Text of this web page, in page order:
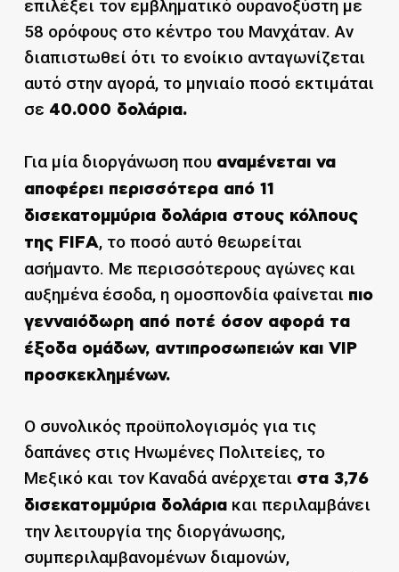
επιλέξει τον εμβληματικό ουρανοξύστη με
58 ορόφους στο κέντρο του Μανχάταν. Αν
διαπιστωθεί ότι το ενοίκιο ανταγωνίζεται
αυτό στην αγορά, το μηνιαίο ποσό εκτιμάται
σε 40.000 δολάρια.
Για μία διοργάνωση που αναμένεται να
αποφέρει περισσότερα από 11
δισεκατομμύρια δολάρια στους κόλπους
της FIFA, το ποσό αυτό θεωρείται
ασήμαντο. Με περισσότερους αγώνες και
αυξημένα έσοδα, η ομοσπονδία φαίνεται πιο
γενναιόδωρη από ποτέ όσον αφορά τα
έξοδα ομάδων, αντιπροσωπειών και VIP
προσκεκλημένων.
Ο συνολικός προϋπολογισμός για τις
δαπάνες στις Ηνωμένες Πολιτείες, το
Μεξικό και τον Καναδά ανέρχεται στα 3,76
δισεκατομμύρια δολάριακαι περιλαμβάνει
την λειτουργία της διοργάνωσης,
συμπεριλαμβανομένων διαμονών,